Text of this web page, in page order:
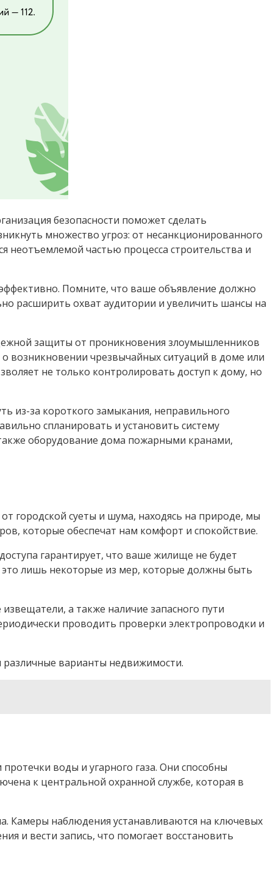
безопасности поможет сделать
множество угроз: от несанкционированного
неотъемлемой частью процесса строительства и
Помните, что ваше объявление должно
расширить охват аудитории и увеличить шансы на
защиты от проникновения злоумышленников
возникновении чрезвычайных ситуаций в доме или
не только контролировать доступ к дому, но
из-за короткого замыкания, неправильного
спланировать и установить систему
оборудование дома пожарными кранами,
городской суеты и шума, находясь на природе, мы
которые обеспечат нам комфорт и спокойствие.
гарантирует, что ваше жилище не будет
лишь некоторые из мер, которые должны быть
а также наличие запасного пути
проводить проверки электропроводки и
различные варианты недвижимости.
воды и угарного газа. Они способны
к центральной охранной службе, которая в
Камеры наблюдения устанавливаются на ключевых
и вести запись, что помогает восстановить